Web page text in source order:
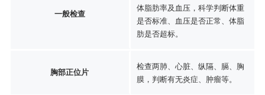
一般检查
体脂肪率及血压，科学判断体重
是否标准、血压是否正常、体脂
肪是否超标。
胸部正位片
检查两肺、心脏、纵隔、膈、胸
膜，判断有无炎症、肿瘤等。